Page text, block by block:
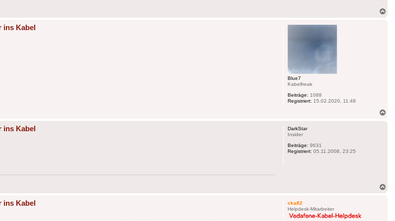
Blue7
Kabelfreak
Beiträge: 1088
Registriert: 15.02.2020, 11:48
ins Kabel
DarkStar
Insider
Beiträge: 9631
Registriert: 05.11.2008, 23:25
ins Kabel
cka82
Helpdesk-Mitarbeiter
ins Kabel